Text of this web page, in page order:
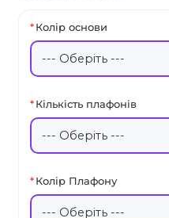
Колір основи
Кількість плафонів
Колір Плафону